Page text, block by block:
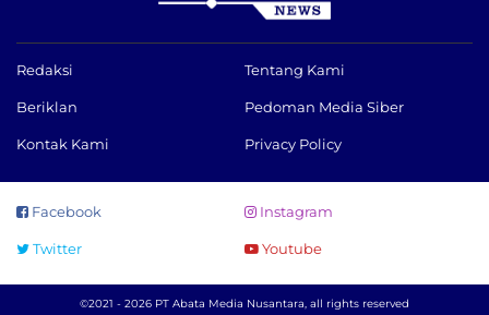
Redaksi Tentang Kami
Beriklan Pedoman Media Siber
Kontak Kami Privacy Policy
Facebook Instagram
Twitter Youtube
©2021 - 2026 PT Abata Media Nusantara, all rights reserved